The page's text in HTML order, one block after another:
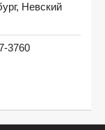
Невский
3760